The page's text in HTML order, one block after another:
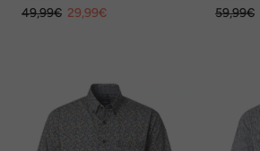
49,99€ 29,99€ 59,99€